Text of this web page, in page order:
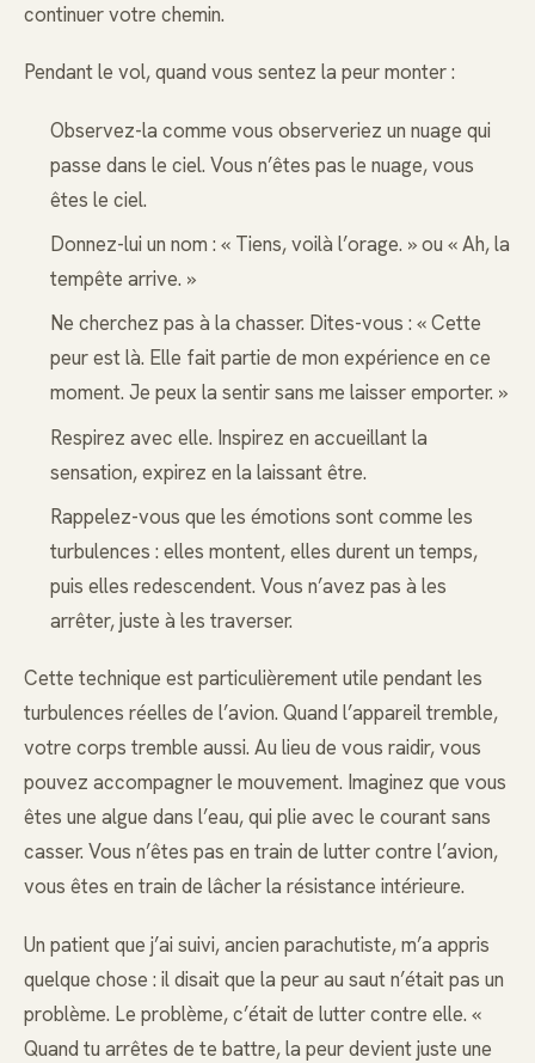
continuer votre chemin.
Pendant le vol, quand vous sentez la peur monter :
Observez-la comme vous observeriez un nuage qui
passe dans le ciel. Vous n’êtes pas le nuage, vous
êtes le ciel.
Donnez-lui un nom : « Tiens, voilà l’orage. » ou « Ah, la
tempête arrive. »
Ne cherchez pas à la chasser. Dites-vous : « Cette
peur est là. Elle fait partie de mon expérience en ce
moment. Je peux la sentir sans me laisser emporter. »
Respirez avec elle. Inspirez en accueillant la
sensation, expirez en la laissant être.
Rappelez-vous que les émotions sont comme les
turbulences : elles montent, elles durent un temps,
puis elles redescendent. Vous n’avez pas à les
arrêter, juste à les traverser.
Cette technique est particulièrement utile pendant les
turbulences réelles de l’avion. Quand l’appareil tremble,
votre corps tremble aussi. Au lieu de vous raidir, vous
pouvez accompagner le mouvement. Imaginez que vous
êtes une algue dans l’eau, qui plie avec le courant sans
casser. Vous n’êtes pas en train de lutter contre l’avion,
vous êtes en train de lâcher la résistance intérieure.
Un patient que j’ai suivi, ancien parachutiste, m’a appris
quelque chose : il disait que la peur au saut n’était pas un
problème. Le problème, c’était de lutter contre elle. «
Quand tu arrêtes de te battre, la peur devient juste une